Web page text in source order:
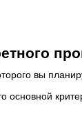
вы
основной